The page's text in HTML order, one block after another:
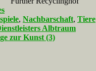
, Nachbarschaft, Tiere
Albtraum
zur Kunst (3)